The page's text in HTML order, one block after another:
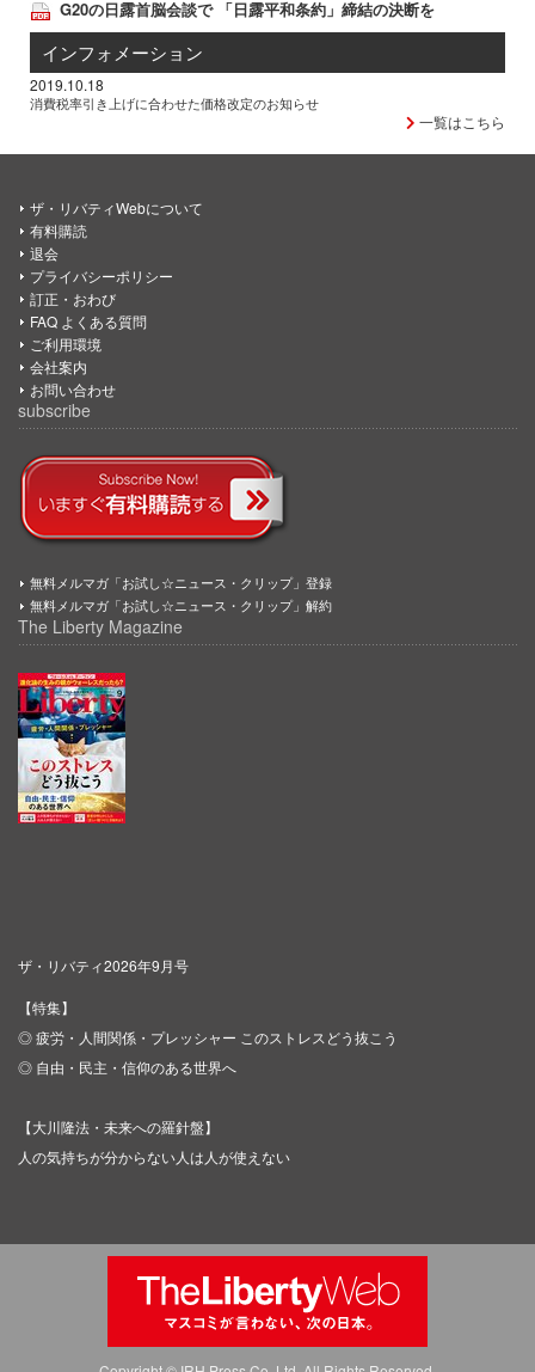
G20の日露首脳会談で 「日露平和条約」締結の決断を
インフォメーション
2019.10.18
消費税率引き上げに合わせた価格改定のお知らせ
一覧はこちら
ザ・リバティWebについて
有料購読
退会
プライバシーポリシー
訂正・おわび
FAQ よくある質問
ご利用環境
会社案内
お問い合わせ
subscribe
無料メルマガ「お試し☆ニュース・クリップ」登録
無料メルマガ「お試し☆ニュース・クリップ」解約
The Liberty Magazine
ザ・リバティ2026年9月号
【特集】
◎ 疲労・人間関係・プレッシャー このストレスどう抜こう
◎ 自由・民主・信仰のある世界へ
【大川隆法・未来への羅針盤】
人の気持ちが分からない人は人が使えない